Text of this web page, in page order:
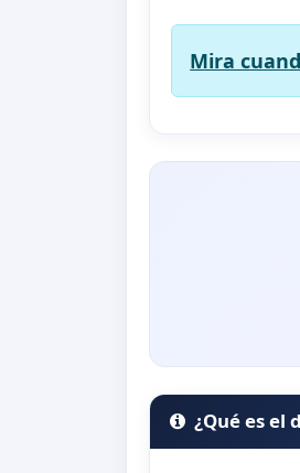
Mira
¿Qué es el